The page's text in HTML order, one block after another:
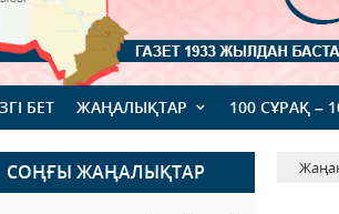
БЕТ ЖАҢАЛЫҚТАР 100 СҰРАҚ –
СОҢҒЫ ЖАҢАЛЫҚТАР